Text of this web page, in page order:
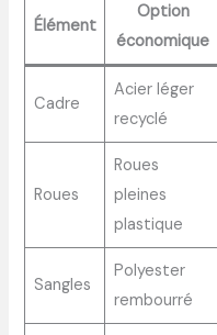
Élément
Option
économique
Cadre
Acier léger
recyclé
Roues
Roues
pleines
plastique
Sangles
Polyester
rembourré